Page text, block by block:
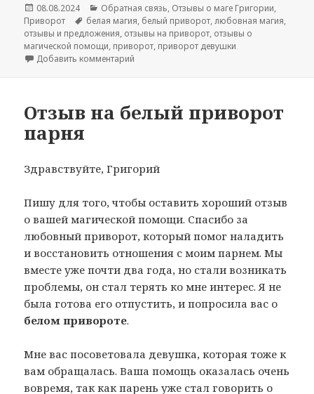
Опубликовано
08.08.2024 Рубрики
Обратная связь, Отзывы о маге Григории,
Приворот
Метки
белая магия, белый приворот,любовная магия,
отзывы и предложения, отзывы на приворот, отзывы о
магической помощи, приворот, приворот девушки
Добавить комментарий
Отзыв на белый приворот
парня
Здравствуйте, Григорий
Пишу для того, чтобы оставить хороший отзыв
о вашей магической помощи. Спасибо за
любовный приворот, который помог наладить
и восстановить отношения с моим парнем. Мы
вместе уже почти два года, но стали возникать
проблемы, он стал терять ко мне интерес. Я не
была готова его отпустить, и попросила вас о
белом привороте.
Мне вас посоветовала девушка, которая тоже к
вам обращалась. Ваша помощь оказалась очень
вовремя, так как парень уже стал говорить о